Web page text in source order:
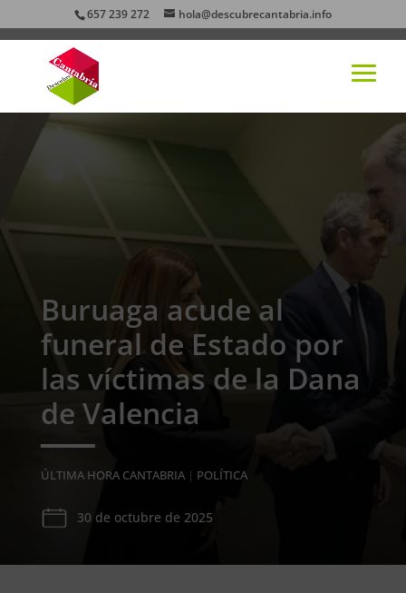
657 239 272 hola@descubrecantabria.info
Buruaga acude al
funeral de Estado por
las víctimas de la Dana
de Valencia
ÚLTIMA HORA CANTABRIA| POLÍTICA
30 de octubre de 2025